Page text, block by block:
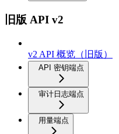
旧版 API v2
v2 API 概览（旧版）
API 密钥端点
审计日志端点
用量端点